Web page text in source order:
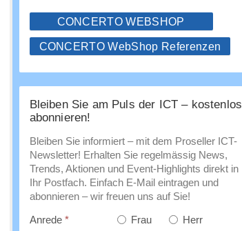
CONCERTO WEBSHOP
CONCERTO WebShop Referenzen
Bleiben Sie am Puls der ICT – kostenlos
abonnieren!
Bleiben Sie informiert – mit dem Proseller ICT-
Newsletter! Erhalten Sie regelmässig News,
Trends, Aktionen und Event-Highlights direkt in
Ihr Postfach. Einfach E-Mail eintragen und
abonnieren – wir freuen uns auf Sie!
Anrede * Frau Herr